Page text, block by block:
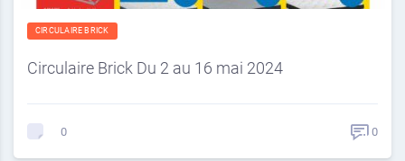
CIRCULAIRE BRICK
Circulaire Brick Du 2 au 16 mai 2024
0 0